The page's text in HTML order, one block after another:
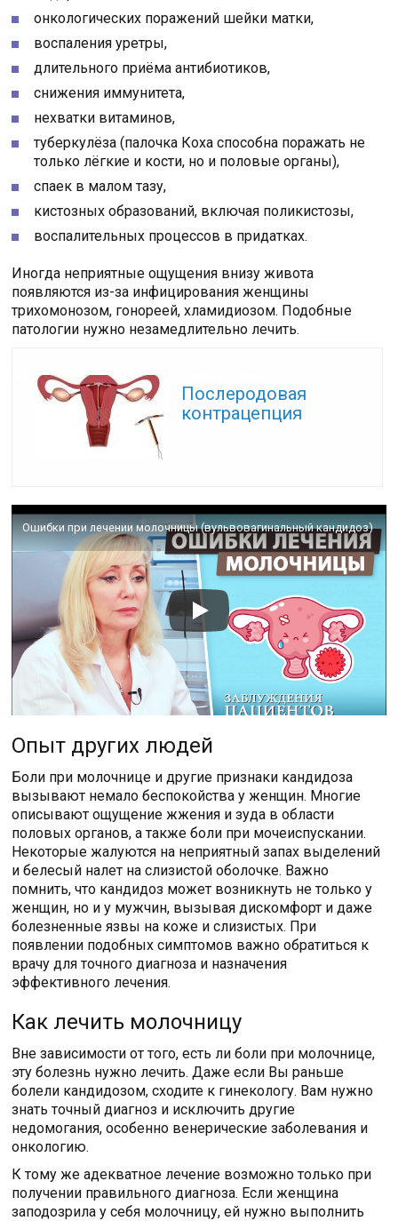
онкологических поражений шейки матки,
воспаления уретры,
длительного приёма антибиотиков,
снижения иммунитета,
нехватки витаминов,
туберкулёза (палочка Коха способна поражать не
только лёгкие и кости, но и половые органы),
спаек в малом тазу,
кистозных образований, включая поликистозы,
воспалительных процессов в придатках.
Иногда неприятные ощущения внизу живота
появляются из-за инфицирования женщины
трихомонозом, гонореей, хламидиозом. Подобные
патологии нужно незамедлительно лечить.
Послеродовая
контрацепция
Ошибки при лечении молочницы (вульвовагинальный кандидоз)
Опыт других людей
Боли при молочнице и другие признаки кандидоза
вызывают немало беспокойства у женщин. Многие
описывают ощущение жжения и зуда в области
половых органов, а также боли при мочеиспускании.
Некоторые жалуются на неприятный запах выделений
и белесый налет на слизистой оболочке. Важно
помнить, что кандидоз может возникнуть не только у
женщин, но и у мужчин, вызывая дискомфорт и даже
болезненные язвы на коже и слизистых. При
появлении подобных симптомов важно обратиться к
врачу для точного диагноза и назначения
эффективного лечения.
Как лечить молочницу
Вне зависимости от того, есть ли боли при молочнице,
эту болезнь нужно лечить. Даже если Вы раньше
болели кандидозом, сходите к гинекологу. Вам нужно
знать точный диагноз и исключить другие
недомогания, особенно венерические заболевания и
онкологию.
К тому же адекватное лечение возможно только при
получении правильного диагноза. Если женщина
заподозрила у себя молочницу, ей нужно выполнить